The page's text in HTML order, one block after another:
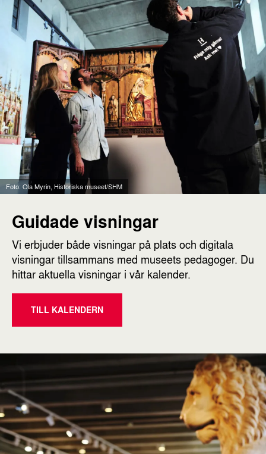
Guidade visningar
Vi erbjuder både visningar på plats och digitala
visningar tillsammans med museets pedagoger. Du
hittar aktuella visningar i vår kalender.
TILL KALENDERN
Foto: Ola Myrin, Historiska museet/SHM